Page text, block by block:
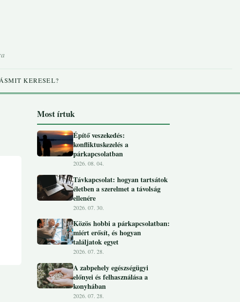
MIT KERESEL?
Most írtuk
Építő veszekedés:
konfliktuskezelés a
párkapcsolatban
2026. 08. 04.
Távkapcsolat: hogyan tartsátok
életben a szerelmet a távolság
ellenére
2026. 07. 30.
Közös hobbi a párkapcsolatban:
miért erősít, és hogyan
találjatok egyet
2026. 07. 28.
A zabpehely egészségügyi
előnyei és felhasználása a
konyhában
2026. 07. 28.